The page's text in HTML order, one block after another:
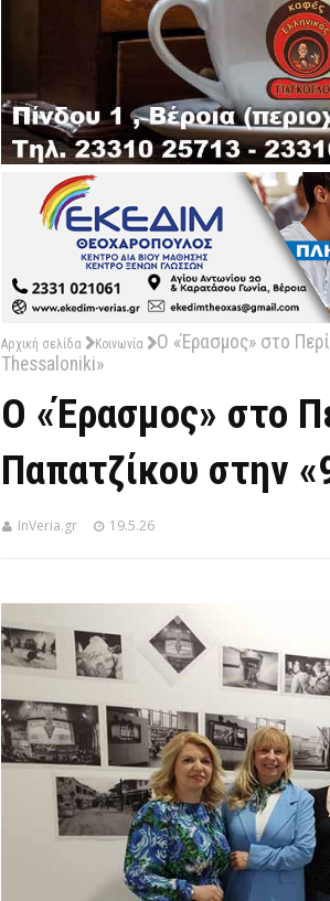
Αρχική σελίδα Κοινωνία
Ο «Έρασμος» στο
Thessaloniki»
Ο «Έρασμος» στο
Παπατζίκου στην
InVeria.gr 19.5.26